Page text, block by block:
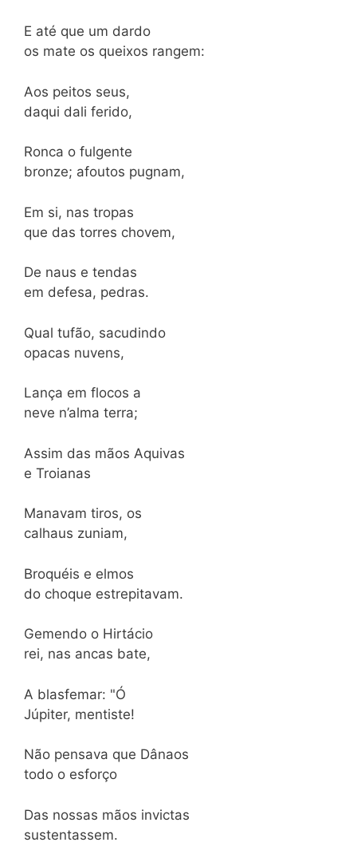
E até que um dardo
os mate os queixos rangem:
Aos peitos seus,
daqui dali ferido,
Ronca o fulgente
bronze; afoutos pugnam,
Em si, nas tropas
que das torres chovem,
De naus e tendas
em defesa, pedras.
Qual tufão, sacudindo
opacas nuvens,
Lança em flocos a
neve n’alma terra;
Assim das mãos Aquivas
e Troianas
Manavam tiros, os
calhaus zuniam,
Broquéis e elmos
do choque estrepitavam.
Gemendo o Hirtácio
rei, nas ancas bate,
A blasfemar: "Ó
Júpiter, mentiste!
Não pensava que Dânaos
todo o esforço
Das nossas mãos invictas
sustentassem.